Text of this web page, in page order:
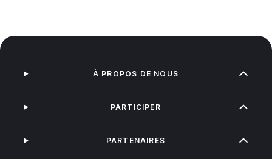
À PROPOS DE NOUS
PARTICIPER
PARTENAIRES